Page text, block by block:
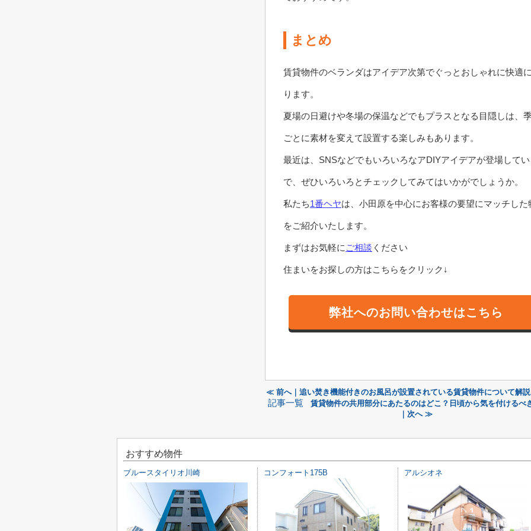
まとめ
賃貸物件のベランダはアイデア次第でぐっとおしゃれに快適
ります。
夏場の日避けや冬場の保温などでもプラスとなる目隠しは、
ごとに素材を変えて設置する楽しみもあります。
最近は、SNSなどでもいろいろなアDIYアイデアが登場して
で、ぜひいろいろとチェックしてみてはいかがでしょうか。
私たち1番ヘヤは、小田原を中心にお客様の要望にマッチした
をご紹介いたします。
まずはお気軽に ご相談 ください
住まいをお探しの方はこちらをクリック↓
弊社へのお問い合わせはこちら
≪ 前へ｜追い焚き機能付きのお風呂が設置されている賃貸物件について解説
記事一覧
賃貸物件の共用部分にあたるのはどこ？日頃から気を付けるべ
｜次へ ≫
おすすめ物件
ブルースタイリオ川崎 コンフォート175B アルシオネ